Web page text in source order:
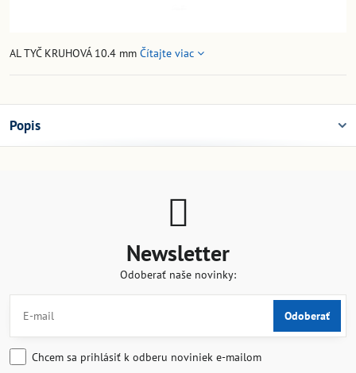
AL TYČ KRUHOVÁ 10.4 mm Čítajte viac
Popis
Newsletter
Odoberať naše novinky:
Odoberať
Chcem sa prihlásiť k odberu noviniek e-mailom